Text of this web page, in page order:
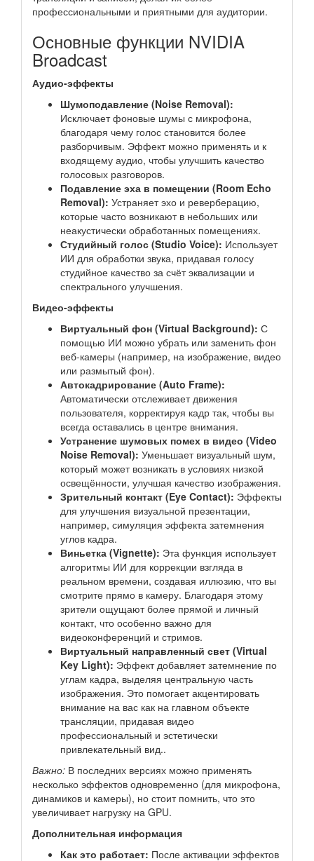
профессиональными и приятными для аудитории.
Основные функции NVIDIA
Broadcast
Аудио-эффекты
Шумоподавление (Noise Removal):
Исключает фоновые шумы с микрофона,
благодаря чему голос становится более
разборчивым. Эффект можно применять и к
входящему аудио, чтобы улучшить качество
голосовых разговоров.
Подавление эха в помещении (Room Echo
Removal): Устраняет эхо и реверберацию,
которые часто возникают в небольших или
неакустически обработанных помещениях.
Студийный голос (Studio Voice): Использует
ИИ для обработки звука, придавая голосу
студийное качество за счёт эквализации и
спектрального улучшения.
Видео-эффекты
Виртуальный фон (Virtual Background): С
помощью ИИ можно убрать или заменить фон
веб-камеры (например, на изображение, видео
или размытый фон).
Автокадрирование (Auto Frame):
Автоматически отслеживает движения
пользователя, корректируя кадр так, чтобы вы
всегда оставались в центре внимания.
Устранение шумовых помех в видео (Video
Noise Removal): Уменьшает визуальный шум,
который может возникать в условиях низкой
освещённости, улучшая качество изображения.
Зрительный контакт (Eye Contact): Эффекты
для улучшения визуальной презентации,
например, симуляция эффекта затемнения
углов кадра.
Виньетка (Vignette): Эта функция использует
алгоритмы ИИ для коррекции взгляда в
реальном времени, создавая иллюзию, что вы
смотрите прямо в камеру. Благодаря этому
зрители ощущают более прямой и личный
контакт, что особенно важно для
видеоконференций и стримов.
Виртуальный направленный свет (Virtual
Key Light): Эффект добавляет затемнение по
углам кадра, выделяя центральную часть
изображения. Это помогает акцентировать
внимание на вас как на главном объекте
трансляции, придавая видео
профессиональный и эстетически
привлекательный вид..
Важно: В последних версиях можно применять
несколько эффектов одновременно (для микрофона,
динамиков и камеры), но стоит помнить, что это
увеличивает нагрузку на GPU.
Дополнительная информация
Как это работает: После активации эффектов